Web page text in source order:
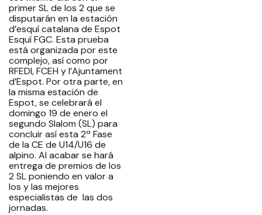
primer SL de los 2 que se
disputarán en la estación
d’esquí catalana de Espot
Esquí FGC. Esta prueba
está organizada por este
complejo, así como por
RFEDI, FCEH y l’Ajuntament
d’Espot. Por otra parte, en
la misma estación de
Espot, se celebrará el
domingo 19 de enero el
segundo Slalom (SL) para
concluir así esta 2ª Fase
de la CE de U14/U16 de
alpino. Al acabar se hará
entrega de premios de los
2 SL poniendo en valor a
los y las mejores
especialistas de las dos
jornadas.